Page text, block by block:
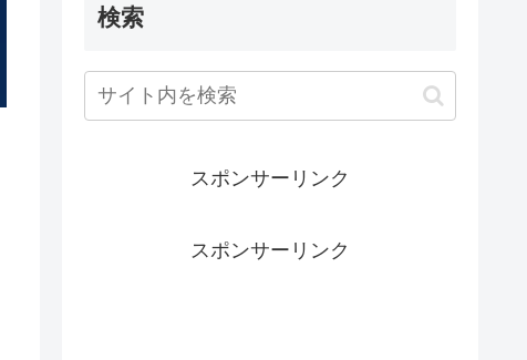
検索
スポンサーリンク
スポンサーリンク